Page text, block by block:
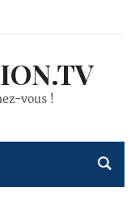
vous !